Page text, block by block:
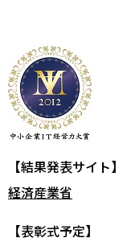
【結果発表サイト】
経済産業省
【表彰式予定】